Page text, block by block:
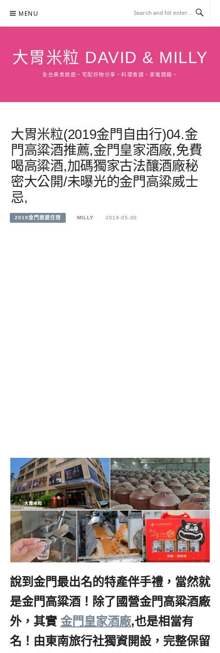
content
MENU
大胃米粒 DAVID & MILLY
全台美食旅遊。宅配好物分享。料理食譜。家電開箱。
大胃米粒(2019金門自由行)04.金
門高粱酒推薦,金門皇家酒廠,免費
喝高粱酒,加碼獨家古法釀酒廠秘
密大公開/未曝光的金門高粱威士
忌,
2019金門旅遊住宿 MILLY 2019-05-30
說到金門最出名的特產伴手禮，當然就
是金門高粱酒！除了國營金門高粱酒廠
外，其實 金門皇家酒廠,也是相當有
名！由東南旅行社獨資開設，完整保留